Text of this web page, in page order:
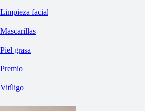
Limpieza facial
Mascarillas
Piel grasa
Premio
Vitíligo